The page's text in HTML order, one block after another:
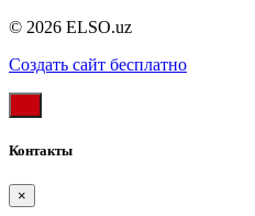
© 2026 ELSO.uz
Создать cайт бесплатно
Контакты
×